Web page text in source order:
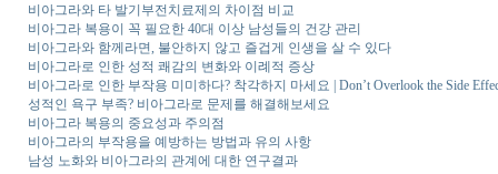
비아그라와 타 발기부전치료제의 차이점 비교
비아그라 복용이 꼭 필요한 40대 이상 남성들의 건강 관리
비아그라와 함께라면, 불안하지 않고 즐겁게 인생을 살 수 있다
비아그라로 인한 성적 쾌감의 변화와 이례적 증상
비아그라로 인한 부작용 미미하다? 착각하지 마세요 | Don’t Overlook the Side
성적인 욕구 부족? 비아그라로 문제를 해결해보세요
비아그라 복용의 중요성과 주의점
비아그라의 부작용을 예방하는 방법과 유의 사항
남성 노화와 비아그라의 관계에 대한 연구결과